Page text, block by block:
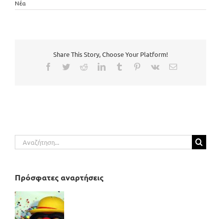
Νέα
Share This Story, Choose Your Platform!
Facebook
TwitterRedditLinkedInTumblr Pinterest
Vk Email
Αναζήτηση
για:
Πρόσφατες αναρτήσεις